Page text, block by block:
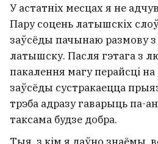
У астатніх месцах я не
Пару соцень латышскіх
заўсёды пачынаю размову
латышску. Пасля гэтага з
пакалення магу перайсці на
заўсёды сустракаецца
трэба адразу гаварыць па-
таксама будзе добра.